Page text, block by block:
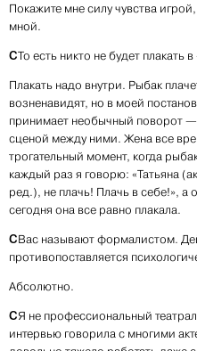
Покажите мне силу чувства
мной.
СТо есть никто не будет плакать
Плакать надо внутри. Рыбак
возненавидят, но в моей
принимает необычный поворот
сценой между ними. Жена все
трогательный момент, когда
каждый раз я говорю: «Татьяна
ред.), не плачь! Плачь в себе!», а
сегодня она все равно плакала.
СВас называют формалистом.
противопоставляется
Абсолютно.
СЯ не профессиональный
интервью говорила с многими